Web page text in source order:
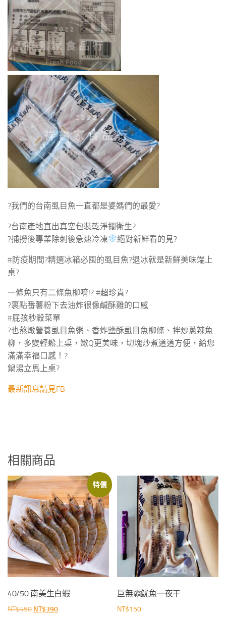
?我們的台南虱目魚一直都是婆媽們的最愛?
?台南產地直出真空包裝乾淨擱衛生?
?捕撈後專業除刺後急速冷凍
絕對新鮮看的見?
#防疫期間?精選冰箱必囤的虱目魚?退冰就是新鮮美味端上
桌?
一條魚只有二條魚柳唷!? #超珍貴?
?裹點番薯粉下去油炸很像鹹酥雞的口感
#屁孩秒殺菜單
?也熬燉營養虱目魚粥、香炸鹽酥虱目魚柳條、拌炒蔥辣魚
柳，多變輕鬆上桌，嫩Q更美味，切塊炒煮道道方便，給您
滿滿幸福口感！?
鍋湯立馬上桌?
最新訊息請見FB
相關商品
特價
40/50 南美生白蝦
NT$450 原
NT$390目
巨無霸魷魚一夜干
NT$150